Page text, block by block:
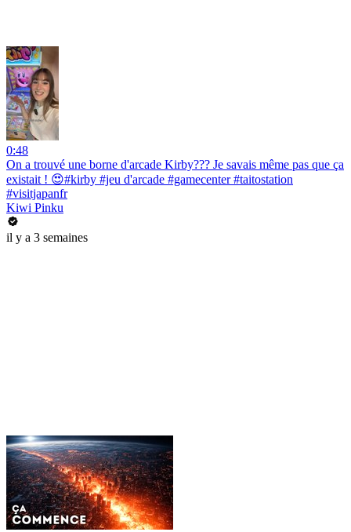
0:48
On a trouvé une borne d'arcade Kirby??? Je savais même pas que ça
existait ! 😍#kirby #jeu d'arcade #gamecenter #taitostation
#visitjapanfr
Kiwi Pinku
il y a 3 semaines